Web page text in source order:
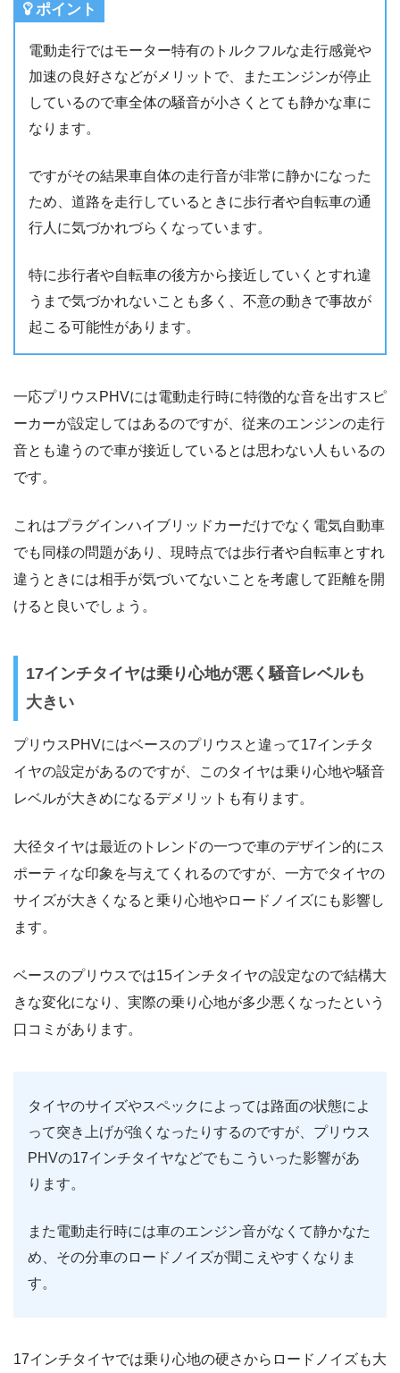
ポイント
電動走行ではモーター特有のトルクフルな走行感覚や
加速の良好さなどがメリットで、またエンジンが停止
しているので車全体の騒音が小さくとても静かな車に
なります。
ですがその結果車自体の走行音が非常に静かになった
ため、道路を走行しているときに歩行者や自転車の通
行人に気づかれづらくなっています。
特に歩行者や自転車の後方から接近していくとすれ違
うまで気づかれないことも多く、不意の動きで事故が
起こる可能性があります。
一応プリウスPHVには電動走行時に特徴的な音を出すスピ
ーカーが設定してはあるのですが、従来のエンジンの走行
音とも違うので車が接近しているとは思わない人もいるの
です。
これはプラグインハイブリッドカーだけでなく電気自動車
でも同様の問題があり、現時点では歩行者や自転車とすれ
違うときには相手が気づいてないことを考慮して距離を開
けると良いでしょう。
17インチタイヤは乗り心地が悪く騒音レベルも
大きい
プリウスPHVにはベースのプリウスと違って17インチタ
イヤの設定があるのですが、このタイヤは乗り心地や騒音
レベルが大きめになるデメリットも有ります。
大径タイヤは最近のトレンドの一つで車のデザイン的にス
ポーティな印象を与えてくれるのですが、一方でタイヤの
サイズが大きくなると乗り心地やロードノイズにも影響し
ます。
ベースのプリウスでは15インチタイヤの設定なので結構大
きな変化になり、実際の乗り心地が多少悪くなったという
口コミがあります。
タイヤのサイズやスペックによっては路面の状態によ
って突き上げが強くなったりするのですが、プリウス
PHVの17インチタイヤなどでもこういった影響があ
ります。
また電動走行時には車のエンジン音がなくて静かなた
め、その分車のロードノイズが聞こえやすくなりま
す。
17インチタイヤでは乗り心地の硬さからロードノイズも大